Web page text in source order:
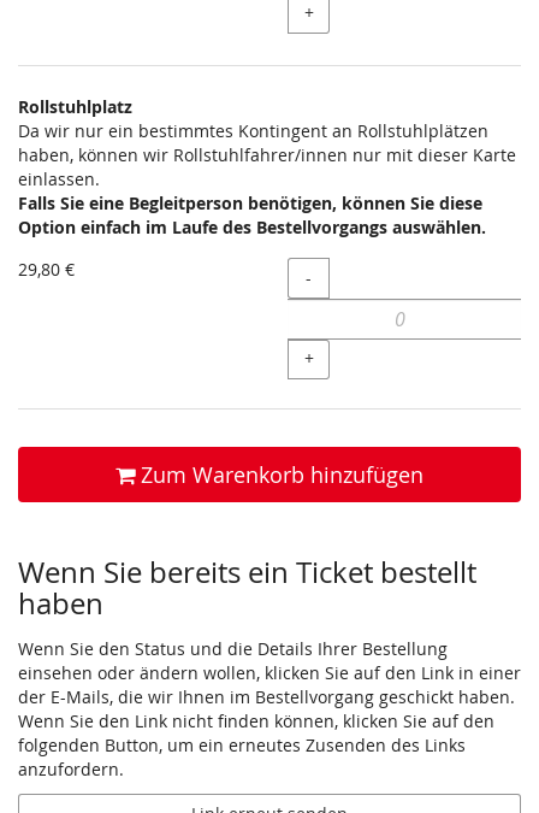
+
Rollstuhlplatz
Da wir nur ein bestimmtes Kontingent an Rollstuhlplätzen
haben, können wir Rollstuhlfahrer/innen nur mit dieser Karte
einlassen.
Falls Sie eine Begleitperson benötigen, können Sie diese
Option einfach im Laufe des Bestellvorgangs auswählen.
29,80 €
Menge
-
+
Zum Warenkorb hinzufügen
Wenn Sie bereits ein Ticket bestellt
haben
Wenn Sie den Status und die Details Ihrer Bestellung
einsehen oder ändern wollen, klicken Sie auf den Link in einer
der E-Mails, die wir Ihnen im Bestellvorgang geschickt haben.
Wenn Sie den Link nicht finden können, klicken Sie auf den
folgenden Button, um ein erneutes Zusenden des Links
anzufordern.